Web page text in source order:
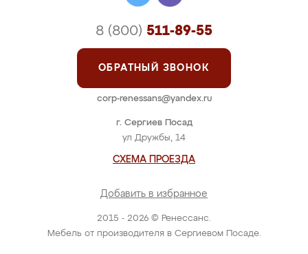
2015 - 2026 © Ренессанс.
Мебель от производителя в Сергиевом Посаде.
г. Сергиев Посад
ул Дружбы, 14
СХЕМА ПРОЕЗДА
Добавить в избранное
8 (800) 511-89-55
ОБРАТНЫЙ ЗВОНОК
corp-renessans@yandex.ru